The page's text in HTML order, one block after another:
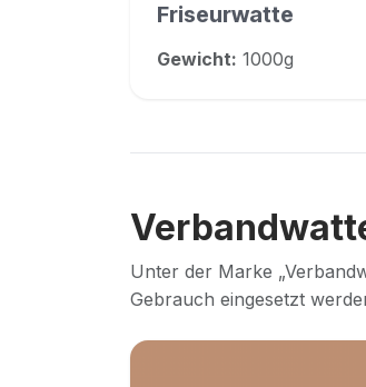
Friseurwatte
Gewicht: 1000g
Unter der Marke
Gebrauch eingesetzt